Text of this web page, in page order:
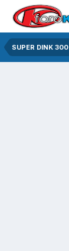
SUPER DINK 300